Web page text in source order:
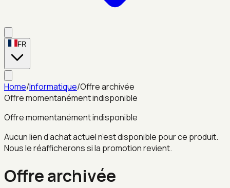
FR
Home/Informatique/Offre archivée
Offre momentanément indisponible
Offre momentanément indisponible
Aucun lien d’achat actuel n’est disponible pour ce produit.
Nous le réafficherons si la promotion revient.
Offre archivée